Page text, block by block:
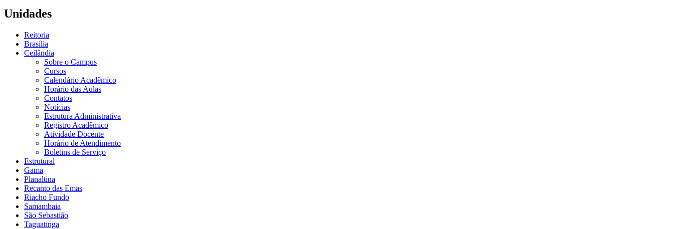
Unidades
Reitoria
Brasília
Ceilândia
Sobre o Campus
Cursos
Calendário Acadêmico
Horário das Aulas
Contatos
Notícias
Estrutura Administrativa
Registro Acadêmico
Atividade Docente
Horário de Atendimento
Boletins de Serviço
Estrutural
Gama
Planaltina
Recanto das Emas
Riacho Fundo
Samambaia
São Sebastião
Taguatinga